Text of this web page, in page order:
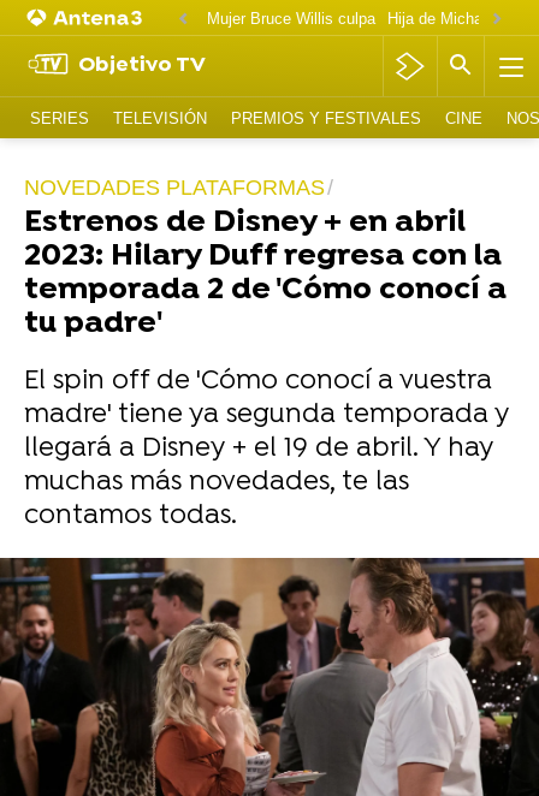
Mujer Bruce Willis culpa
Objetivo TV
SERIES TELEVISIÓN PREMIOS Y FESTIVALES CINE
NOVEDADES PLATAFORMAS
Estrenos de Disney + en abril
2023: Hilary Duff regresa con la
temporada 2 de 'Cómo conocí a
tu padre'
El spin off de 'Cómo conocí a vuestra
madre' tiene ya segunda temporada y
llegará a Disney + el 19 de abril. Y hay
muchas más novedades, te las
contamos todas.
Roy Disney, el desconocido hermano mayor
de Walt Disney que tomó las riendas del
imperio tras su muerte